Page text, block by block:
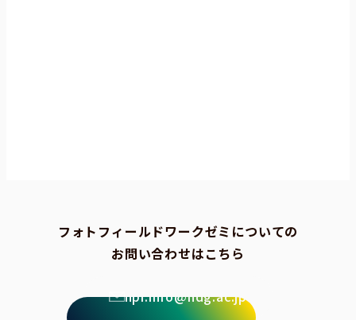
フォトフィールドワークゼミについての
お問い合わせはこちら
npi.info@ndg.ac.jp